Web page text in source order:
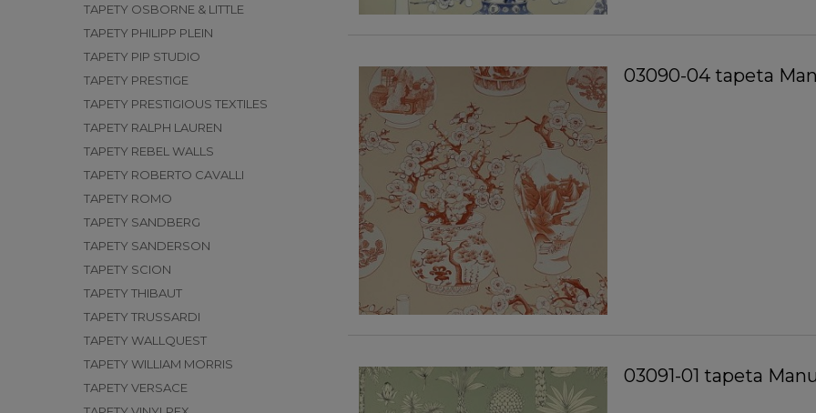
TAPETY OSBORNE & LITTLE
TAPETY PHILIPP PLEIN
TAPETY PIP STUDIO
TAPETY PRESTIGE
TAPETY PRESTIGIOUS TEXTILES
TAPETY RALPH LAUREN
TAPETY REBEL WALLS
TAPETY ROBERTO CAVALLI
TAPETY ROMO
TAPETY SANDBERG
TAPETY SANDERSON
TAPETY SCION
TAPETY THIBAUT
TAPETY TRUSSARDI
TAPETY WALLQUEST
TAPETY WILLIAM MORRIS
TAPETY VERSACE
03090-04 tapeta
03091-01 tapeta